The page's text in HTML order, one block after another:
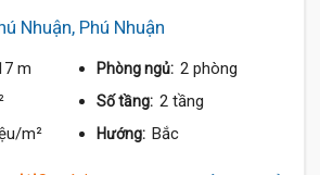
Nhuận, Phú Nhuận
m Phòng ngủ: 2 phòng
Số tầng: 2 tầng
m² Hướng: Bắc